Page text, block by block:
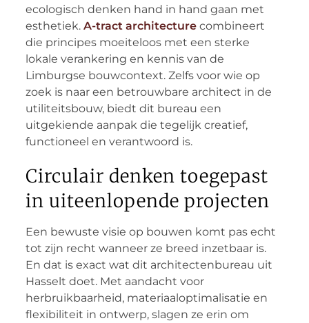
ecologisch denken hand in hand gaan met
esthetiek. A-tract architecturecombineert
die principes moeiteloos met een sterke
lokale verankering en kennis van de
Limburgse bouwcontext. Zelfs voor wie op
zoek is naar een betrouwbare architect in de
utiliteitsbouw, biedt dit bureau een
uitgekiende aanpak die tegelijk creatief,
functioneel en verantwoord is.
Circulair denken toegepast
in uiteenlopende projecten
Een bewuste visie op bouwen komt pas echt
tot zijn recht wanneer ze breed inzetbaar is.
En dat is exact wat dit architectenbureau uit
Hasselt doet. Met aandacht voor
herbruikbaarheid, materiaaloptimalisatie en
flexibiliteit in ontwerp, slagen ze erin om